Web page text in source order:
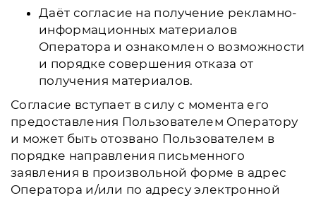
Даёт согласие на получение рекламно-
информационных материалов
Оператора и ознакомлен о возможности
и порядке совершения отказа от
получения материалов.
Согласие вступает в силу с момента его
предоставления Пользователем Оператору
и может быть отозвано Пользователем в
порядке направления письменного
заявления в произвольной форме в адрес
Оператора и/или по адресу электронной